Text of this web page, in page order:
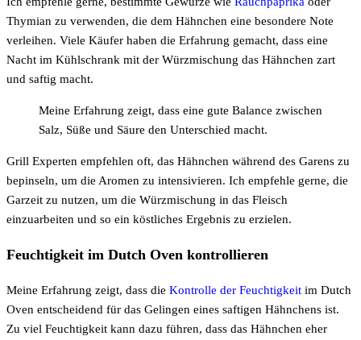
Thymian zu verwenden, die dem Hähnchen eine besondere Note
verleihen. Viele Käufer haben die Erfahrung gemacht, dass eine
Nacht im Kühlschrank mit der Würzmischung das Hähnchen zart
und saftig macht.
Meine Erfahrung zeigt, dass eine gute Balance zwischen
Salz, Süße und Säure den Unterschied macht.
Grill Experten empfehlen oft, das Hähnchen während des Garens zu
bepinseln, um die Aromen zu intensivieren. Ich empfehle gerne, die
Garzeit zu nutzen, um die Würzmischung in das Fleisch
einzuarbeiten und so ein köstliches Ergebnis zu erzielen.
Feuchtigkeit im Dutch Oven kontrollieren
Meine Erfahrung zeigt, dass die Kontrolle der Feuchtigkeit im Dutch
Oven entscheidend für das Gelingen eines saftigen Hähnchens ist.
Zu viel Feuchtigkeit kann dazu führen, dass das Hähnchen eher